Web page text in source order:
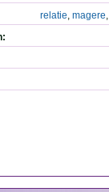
relatie, magere